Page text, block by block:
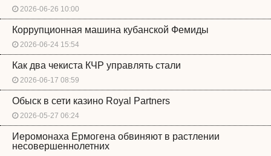
2026-06-26 10:00
Коррупционная машина кубанской Фемиды
2026-06-24 15:54
Как два чекиста КЧР управлять стали
2026-06-17 08:59
Обыск в сети казино Royal Partners
2026-05-27 06:24
Иеромонаха Ермогена обвиняют в растлении
несовершеннолетних